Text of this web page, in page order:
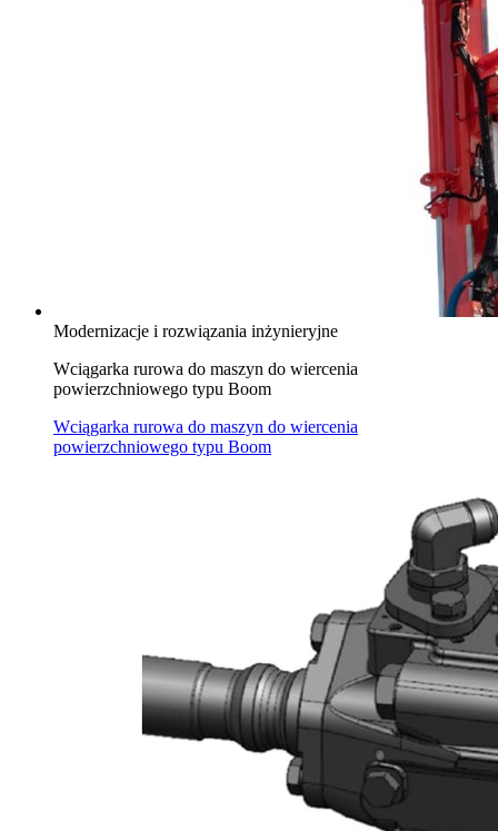
Modernizacje i rozwiązania inżynieryjne
Wciągarka rurowa do maszyn do wiercenia
powierzchniowego typu Boom
Wciągarka rurowa do maszyn do wiercenia
powierzchniowego typu Boom